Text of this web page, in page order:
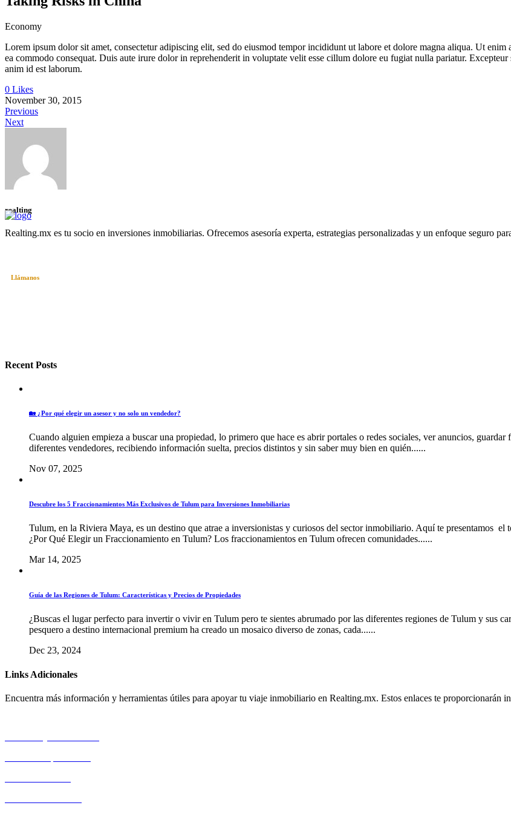
Economy
Lorem ipsum dolor sit amet, consectetur adipiscing elit, sed do eiusmod tempor incididunt ut labore et dolore magna aliqua. Ut
ea commodo consequat. Duis aute irure dolor in reprehenderit in voluptate velit esse cillum dolore eu fugiat nulla pariatur.
anim id est laborum.
0 Likes
November 30, 2015
Previous
Next
realting
Realting.mx es tu socio en inversiones inmobiliarias. Ofrecemos asesoría experta, estrategias personalizadas y un enfoque seguro
Llámanos
Recent Posts
🏡 ¿Por qué elegir un asesor y no solo un vendedor?
Cuando alguien empieza a buscar una propiedad, lo primero que hace es abrir portales o redes sociales, ver anuncios,
diferentes vendedores, recibiendo información suelta, precios distintos y sin saber muy bien en quién......
Nov 07, 2025
Descubre los 5 Fraccionamientos Más Exclusivos de Tulum para Inversiones Inmobiliarias
Tulum, en la Riviera Maya, es un destino que atrae a inversionistas y curiosos del sector inmobiliario. Aquí te presentamos el
¿Por Qué Elegir un Fraccionamiento en Tulum? Los fraccionamientos en Tulum ofrecen comunidades......
Mar 14, 2025
Guía de las Regiones de Tulum: Características y Precios de Propiedades
¿Buscas el lugar perfecto para invertir o vivir en Tulum pero te sientes abrumado por las diferentes regiones de Tulum y sus
pesquero a destino internacional premium ha creado un mosaico diverso de zonas, cada......
Dec 23, 2024
Links Adicionales
Encuentra más información y herramientas útiles para apoyar tu viaje inmobiliario en Realting.mx. Estos enlaces te